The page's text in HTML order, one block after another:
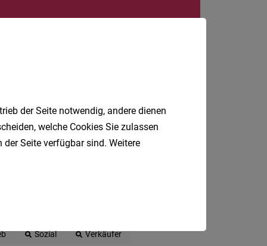
Sozial
Verkäufer
der Seite notwendig, andere dienen
welche Cookies Sie zulassen
Seite verfügbar sind. Weitere